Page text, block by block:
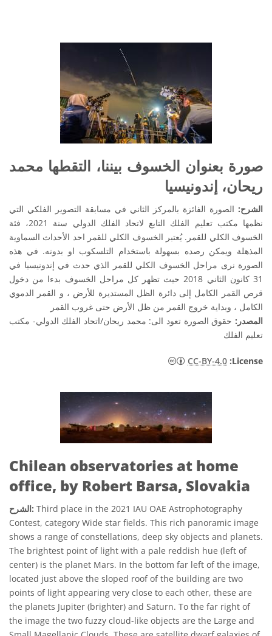
صورة بعنوان الخسوف بيننا، التقطها محمد
ريحان، إندونيسيا
الشرح: الصورة الفائزة بالمركز الثاني في مسابقة التصوير الفلكي التي
نظمها مكتب تعليم الفلك التابع لاتحاد الفلك الدولي سنة 2021، فئة
الخسوف الكلي للقمر. يُعتبر الخسوف الكلي للقمر احد الأحداث السماوية
المذهلة ويمكن رصده بسهولة باستخدام التلسكوب او بدونه. في هذه
الصورة نرى مراحل الخسوف الكلي للقمر الذي حدث في إندونيسيا في
31 كانون الثاني 2018 حيث تظهر كل مراحل الخسوف بدءا من دخول
قرص القمر الكامل إلى دائرة الظل المستديرة للأرض ، و القمر الدموي
الكامل ، وبداية خروج القمر من ظل الأرض حتى غروب القمر
المصدر: حقوق الصورة تعود الى: محمد ريحان/اتحاد الفلك الدولي- مكتب
تعليم الفلك
CC-BY-4.0 :License
Chilean observatories at home
office, by Robert Barsa, Slovakia
الشرح: Third place in the 2021 IAU OAE Astrophotography
Contest, category Wide star fields. This rich panoramic image
shows a range of constellations, deep sky objects and planets.
The brightest point of light with a pale reddish hue (left of
center) is the planet Mars. In the bottom far left of the image,
located just above the sloped roof of the building are two
points of light appearing very close to each other, these are
the planets Jupiter (brighter) and Saturn. To the far right of
the image the two fuzzy cloud-like objects are the Large and